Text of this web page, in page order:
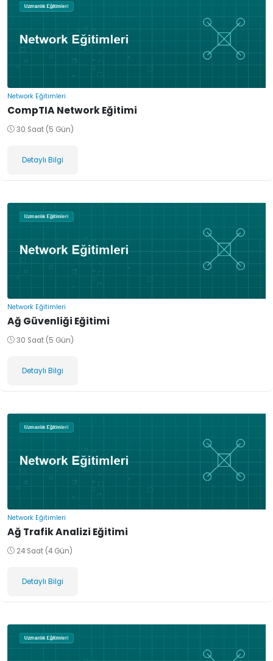
Network Eğitimleri
CompTIA Network Eğitimi
30 Saat (5 Gün)
Detaylı Bilgi
Network Eğitimleri
Ağ Güvenliği Eğitimi
30 Saat (5 Gün)
Detaylı Bilgi
Network Eğitimleri
Ağ Trafik Analizi Eğitimi
24 Saat (4 Gün)
Detaylı Bilgi